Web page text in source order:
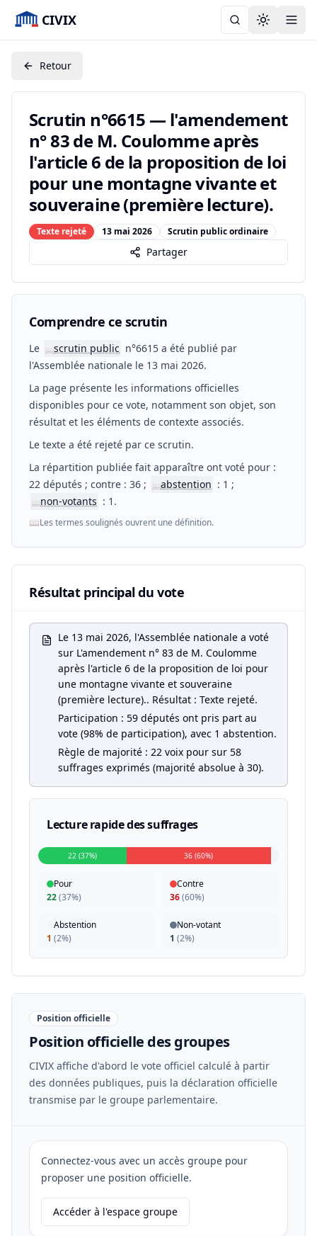
CIVIX Toggle
Retour
Scrutin n°6615 — l'amendement
n° 83 de M. Coulomme après
l'article 6 de la proposition de loi
pour une montagne vivante et
souveraine (première lecture).
Texte rejeté 13 mai 2026 Scrutin public ordinaire
Partager
Comprendre ce scrutin
Le 📖scrutin public n°6615 a été publié par
l'Assemblée nationale le 13 mai 2026.
La page présente les informations officielles
disponibles pour ce vote, notamment son objet, son
résultat et les éléments de contexte associés.
Le texte a été rejeté par ce scrutin.
La répartition publiée fait apparaître ont voté pour :
22 députés ; contre : 36 ;
📖abstention : 1 ;
📖non-votants : 1.
📖Les termes soulignés ouvrent une définition.
Résultat principal du vote
Le 13 mai 2026, l'Assemblée nationale a voté
sur L'amendement n° 83 de M. Coulomme
après l'article 6 de la proposition de loi pour
une montagne vivante et souveraine
(première lecture).. Résultat : Texte rejeté.
Participation : 59 députés ont pris part au
vote (98% de participation), avec 1 abstention.
Règle de majorité : 22 voix pour sur 58
suffrages exprimés (majorité absolue à 30).
Lecture rapide des suffrages
22 (37%) 36 (60%)
Pour
22(37%)
Contre
36(60%)
Abstention
1 (2%)
Non-votant
1 (2%)
Position officielle
Position officielle des groupes
CIVIX affiche d'abord le vote officiel calculé à partir
des données publiques, puis la déclaration officielle
transmise par le groupe parlementaire.
Connectez-vous avec un accès groupe pour
proposer une position officielle.
Accéder à l'espace groupe